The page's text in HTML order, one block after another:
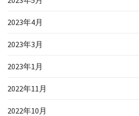
2023年4月
2023年3月
2023年1月
2022年11月
2022年10月